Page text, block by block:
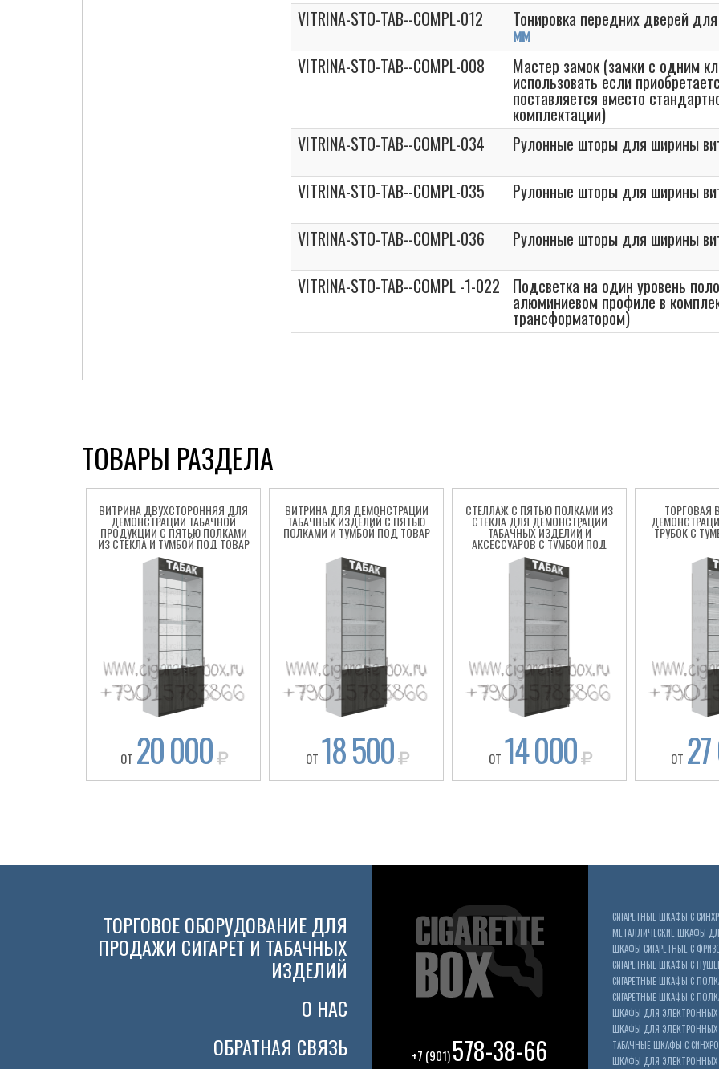
VITRINA-STO-TAB--COMPL-012
Тонировка передних дверей
мм
VITRINA-STO-TAB--COMPL-008
Мастер замок (замки с одним
использовать если
поставляется вместо
комплектации)
VITRINA-STO-TAB--COMPL-034 Рулонные шторы для ширины
VITRINA-STO-TAB--COMPL-035
Рулонные шторы для ширины
VITRINA-STO-TAB--COMPL-036
Рулонные шторы для ширины
VITRINA-STO-TAB--COMPL -1-022 Подсветка на один уровень
алюминиевом профиле в
трансформатором)
ТОВАРЫ РАЗДЕЛА
ВИТРИНА ДВУХСТОРОННЯЯ ДЛЯ
ДЕМОНСТРАЦИИ ТАБАЧНОЙ
ПРОДУКЦИИ С ПЯТЬЮ ПОЛКАМИ
ИЗ СТЕКЛА И ТУМБОЙ ПОД ТОВАР
ОТ 20 000
ВИТРИНА ДЛЯ ДЕМОНСТРАЦИИ
ТАБАЧНЫХ ИЗДЕЛИЙ С ПЯТЬЮ
ПОЛКАМИ И ТУМБОЙ ПОД ТОВАР
ОТ 18 500
СТЕЛЛАЖ С ПЯТЬЮ ПОЛКАМИ ИЗ
СТЕКЛА ДЛЯ ДЕМОНСТРАЦИИ
ТАБАЧНЫХ ИЗДЕЛИЙ И
АКСЕССУАРОВ С ТУМБОЙ ПОД
ТОВАР
ОТ 14 000
ТОРГОВАЯ
ТРУБОК С
ОТ
ТОРГОВОЕ ОБОРУДОВАНИЕ ДЛЯ
ПРОДАЖИ СИГАРЕТ И ТАБАЧНЫХ
ИЗДЕЛИЙ
О НАС
ОБРАТНАЯ СВЯЗЬ
+7 (901)578-38-66
СИГАРЕТНЫЕ ШКАФЫ С
МЕТАЛЛИЧЕСКИЕ ШКАФЫ
ШКАФЫ СИГАРЕТНЫЕ С
СИГАРЕТНЫЕ ШКАФЫ С
СИГАРЕТНЫЕ ШКАФЫ С
СИГАРЕТНЫЕ ШКАФЫ С
ШКАФЫ ДЛЯ ЭЛЕКТРОННЫХ
ШКАФЫ ДЛЯ ЭЛЕКТРОННЫХ
ТАБАЧНЫЕ ШКАФЫ С
ШКАФЫ ДЛЯ ЭЛЕКТРОННЫХ